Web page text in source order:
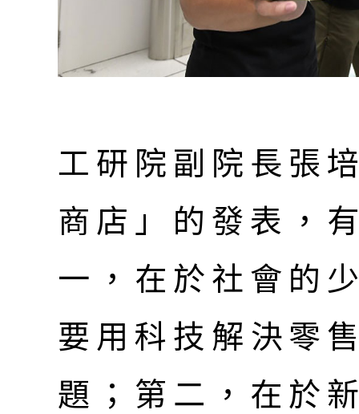
工研院副院長張
商店」的發表，
一，在於社會的
要用科技解決零
題；第二，在於